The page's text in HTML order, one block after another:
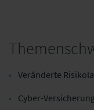
Veränderte
Cyber-